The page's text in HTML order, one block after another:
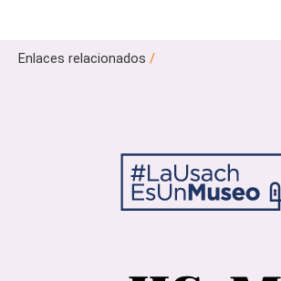
Enlaces relacionados /